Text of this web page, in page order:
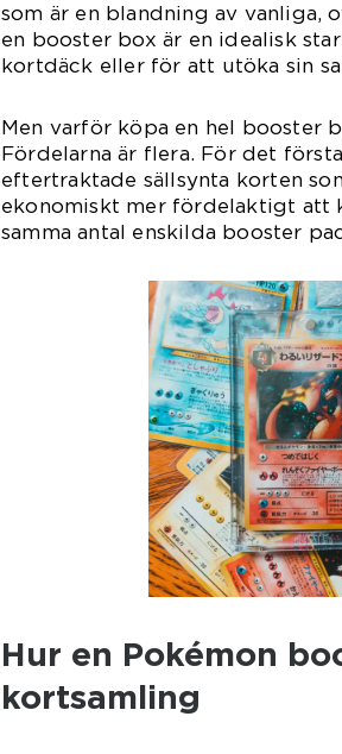
som är en blandning av vanliga,
en booster box är en idealisk
kortdäck eller för att utöka sin
Men varför köpa en hel booster
Fördelarna är flera. För det
eftertraktade sällsynta korten
ekonomiskt mer fördelaktigt att
samma antal enskilda booster
Hur en Pokémon
kortsamling